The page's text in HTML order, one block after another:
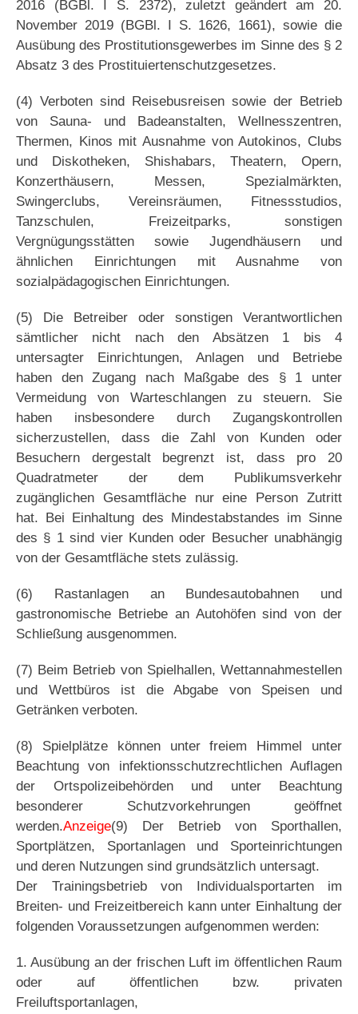
2016 (BGBl. I S. 2372), zuletzt geändert am 20.
November 2019 (BGBl. I S. 1626, 1661), sowie die
Ausübung des Prostitutionsgewerbes im Sinne des § 2
Absatz 3 des Prostituiertenschutzgesetzes.
(4) Verboten sind Reisebusreisen sowie der Betrieb
von Sauna- und Badeanstalten, Wellnesszentren,
Thermen, Kinos mit Ausnahme von Autokinos, Clubs
und Diskotheken, Shishabars, Theatern, Opern,
Konzerthäusern, Messen, Spezialmärkten,
Swingerclubs, Vereinsräumen, Fitnessstudios,
Tanzschulen, Freizeitparks, sonstigen
Vergnügungsstätten sowie Jugendhäusern und
ähnlichen Einrichtungen mit Ausnahme von
sozialpädagogischen Einrichtungen.
(5) Die Betreiber oder sonstigen Verantwortlichen
sämtlicher nicht nach den Absätzen 1 bis 4
untersagter Einrichtungen, Anlagen und Betriebe
haben den Zugang nach Maßgabe des § 1 unter
Vermeidung von Warteschlangen zu steuern. Sie
haben insbesondere durch Zugangskontrollen
sicherzustellen, dass die Zahl von Kunden oder
Besuchern dergestalt begrenzt ist, dass pro 20
Quadratmeter der dem Publikumsverkehr
zugänglichen Gesamtfläche nur eine Person Zutritt
hat. Bei Einhaltung des Mindestabstandes im Sinne
des § 1 sind vier Kunden oder Besucher unabhängig
von der Gesamtfläche stets zulässig.
(6) Rastanlagen an Bundesautobahnen und
gastronomische Betriebe an Autohöfen sind von der
Schließung ausgenommen.
(7) Beim Betrieb von Spielhallen, Wettannahmestellen
und Wettbüros ist die Abgabe von Speisen und
Getränken verboten.
(8) Spielplätze können unter freiem Himmel unter
Beachtung von infektionsschutzrechtlichen Auflagen
der Ortspolizeibehörden und unter Beachtung
besonderer Schutzvorkehrungen geöffnet
werden.Anzeige(9) Der Betrieb von Sporthallen,
Sportplätzen, Sportanlagen und Sporteinrichtungen
und deren Nutzungen sind grundsätzlich untersagt.
Der Trainingsbetrieb von Individualsportarten im
Breiten- und Freizeitbereich kann unter Einhaltung der
folgenden Voraussetzungen aufgenommen werden:
1. Ausübung an der frischen Luft im öffentlichen Raum
oder auf öffentlichen bzw. privaten
Freiluftsportanlagen,